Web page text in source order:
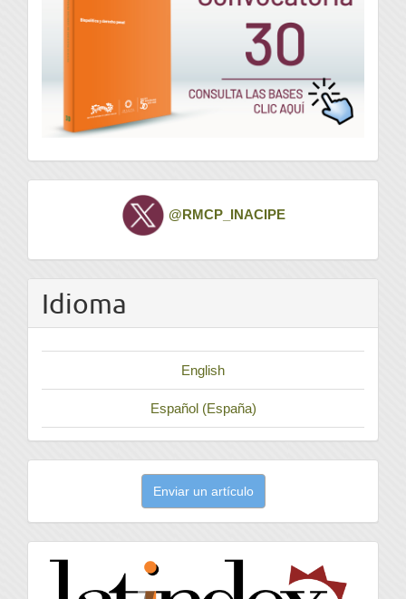
Twitter @RMCP_INACIPE
Idioma
English
Español (España)
artículo
Enviar un artículo
latindex